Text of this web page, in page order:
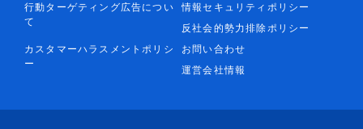
行動ターゲティング広告につい
て
情報セキュリティポリシー
反社会的勢力排除ポリシー
カスタマーハラスメントポリシ
ー
お問い合わせ
運営会社情報